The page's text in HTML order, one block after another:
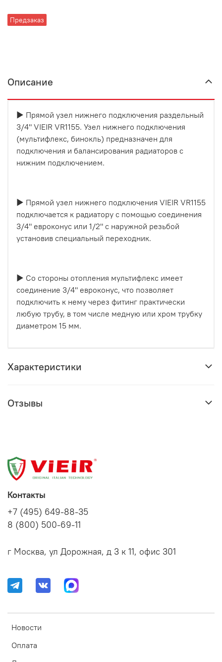
Предзаказ
Описание
▶ Прямой узел нижнего подключения раздельный
3/4" VIEIR VR1155. Узел нижнего подключения
(мультифлекс, бинокль) предназначен для
подключения и балансирования радиаторов с
нижним подключением.
▶ Прямой узел нижнего подключения VIEIR VR1155
подключается к радиатору с помощью соединения
3/4" евроконус или 1/2" с наружной резьбой
установив специальный переходник.
▶ Со стороны отопления мультифлекс имеет
соединение 3/4" евроконус, что позволяет
подключить к нему через фитинг практически
любую трубу, в том числе медную или хром трубку
диаметром 15 мм.
Характеристики
Отзывы
Новости
Оплата
Контакты
+7 (495) 649-88-35
8 (800) 500-69-11
г Москва, ул Дорожная, д 3 к 11, офис 301